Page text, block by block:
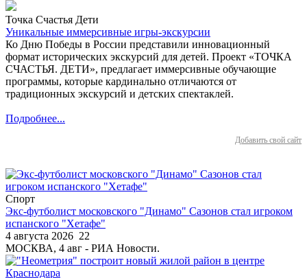
Точка Счастья Дети
Уникальные иммерсивные игры-экскурсии
Ко Дню Победы в России представили инновационный
формат исторических экскурсий для детей. Проект «ТОЧКА
СЧАСТЬЯ. ДЕТИ», предлагает иммерсивные обучающие
программы, которые кардинально отличаются от
традиционных экскурсий и детских спектаклей.
Подробнее...
Добавить свой сайт
Спорт
Экс-футболист московского "Динамо" Сазонов стал игроком
испанского "Хетафе"
4 августа 2026 22
МОСКВА, 4 авг - РИА Новости.